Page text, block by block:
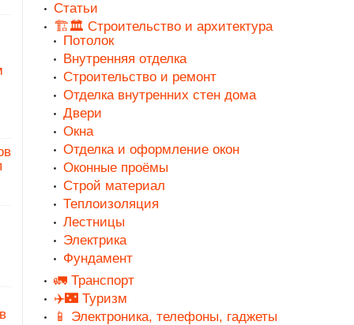
Статьи
🏗️🏛️ Строительство и архитектура
Потолок
Внутренняя отделка
Строительство и ремонт
Отделка внутренних стен дома
Двери
Окна
Отделка и оформление окон
Оконные проёмы
Строй материал
Теплоизоляция
Лестницы
Электрика
Фундамент
🚛 Транспорт
✈️🌃 Туризм
📱 Электроника, телефоны, гаджеты